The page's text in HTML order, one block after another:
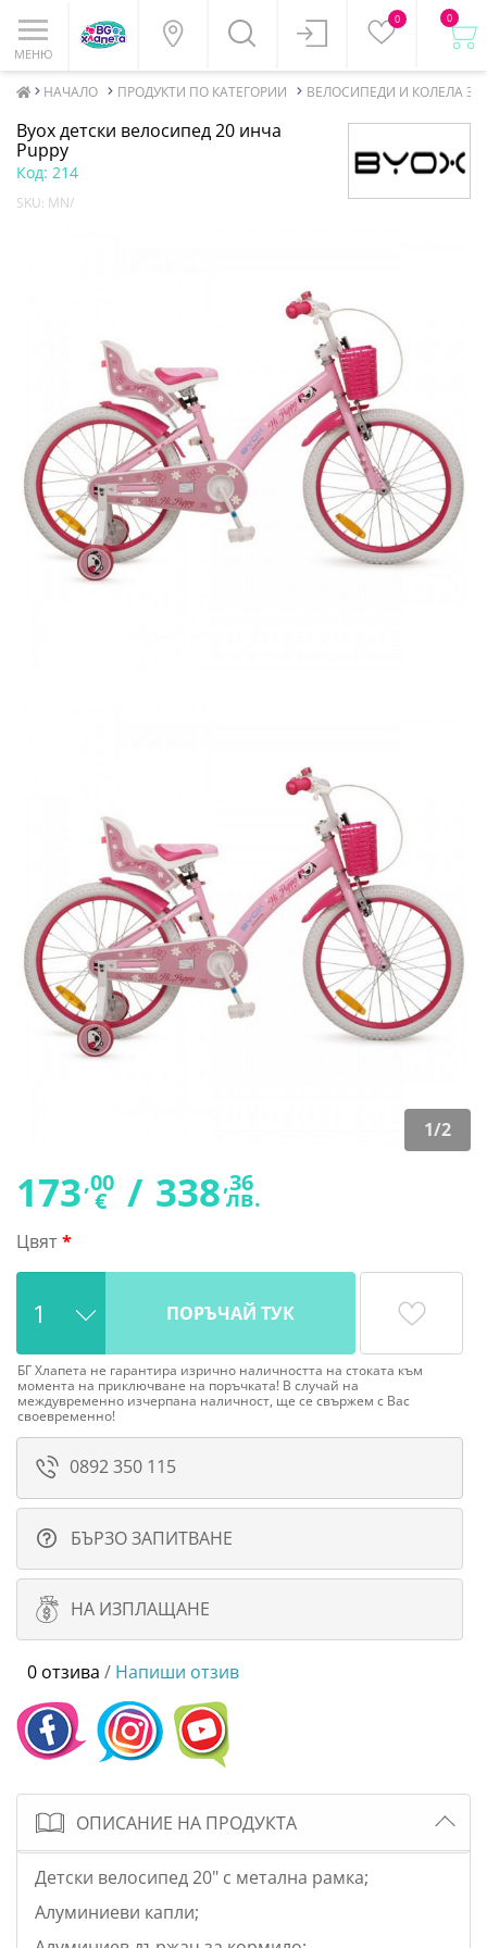
МЕНЮ
0 0
НАЧАЛО ПРОДУКТИ ПО КАТЕГОРИИ ВЕЛОСИПЕДИ И КОЛЕЛА ЗА
Byox детски велосипед 20 инча
Puppy
Код: 214
SKU: MN/
1/2
173,00
€ / 338,36
лв.
Цвят
ПОРЪЧАЙ ТУК
БГ Хлапета не гарантира изрично наличността на стоката към
момента на приключване на поръчката! В случай на
междувременно изчерпана наличност, ще се свържем с Вас
своевременно!
0892 350 115
БЪРЗО ЗАПИТВАНЕ
НА ИЗПЛАЩАНЕ
0 отзива / Напиши отзив
ОПИСАНИЕ НА ПРОДУКТА
Детски велосипед 20" с метална рамка;
Алуминиеви капли;